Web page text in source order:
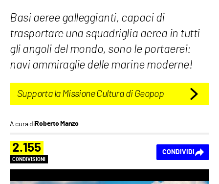
Basi aeree galleggianti, capaci di
trasportare una squadriglia aerea in tutti
gli angoli del mondo, sono le portaerei:
navi ammiraglie delle marine moderne!
Supporta la Missione Cultura di Geopop
A cura diRoberto Manzo
2.155
CONDIVISIONI
CONDIVIDI